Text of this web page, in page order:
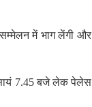
में भाग लेंगी और
सायं 7.45 बजे लेक पेलेस